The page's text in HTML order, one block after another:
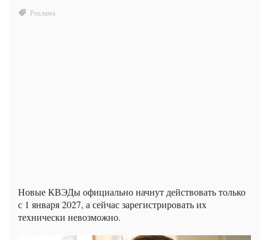
Новые КВЭДы официально начнут действовать только
с 1 января 2027, а сейчас зарегистрировать их
технически невозможно.